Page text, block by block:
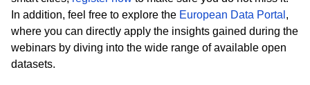
In addition, feel free to explore the European Data Portal ,
where you can directly apply the insights gained during the
webinars by diving into the wide range of available open
datasets.